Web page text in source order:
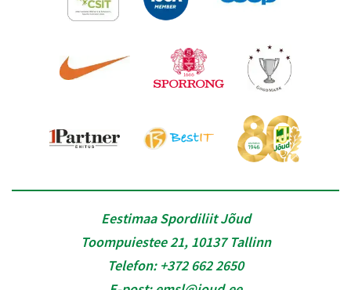
Eestimaa Spordiliit Jõud
Toompuiestee 21, 10137 Tallinn
Telefon: +372 662 2650